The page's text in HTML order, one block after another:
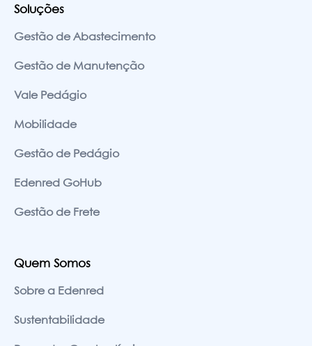
Soluções
Gestão de Abastecimento
Gestão de Manutenção
Vale Pedágio
Mobilidade
Gestão de Pedágio
Edenred GoHub
Gestão de Frete
Quem Somos
Sobre a Edenred
Sustentabilidade